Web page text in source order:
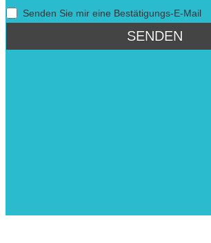
Senden Sie mir eine Bestätigungs-E-Mail
SENDEN